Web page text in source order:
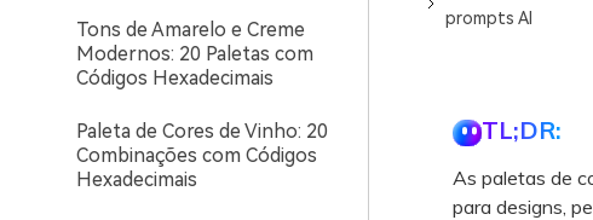
Tons de Amarelo e Creme
Modernos: 20 Paletas com
Códigos Hexadecimais
Paleta de Cores de Vinho: 20
Combinações com Códigos
Hexadecimais
prompts AI
TL;DR:
As paletas de
para designs,